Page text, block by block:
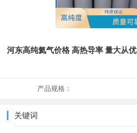
河东高纯氦气价格 高热导率 量大从优
产品规格：
关键词